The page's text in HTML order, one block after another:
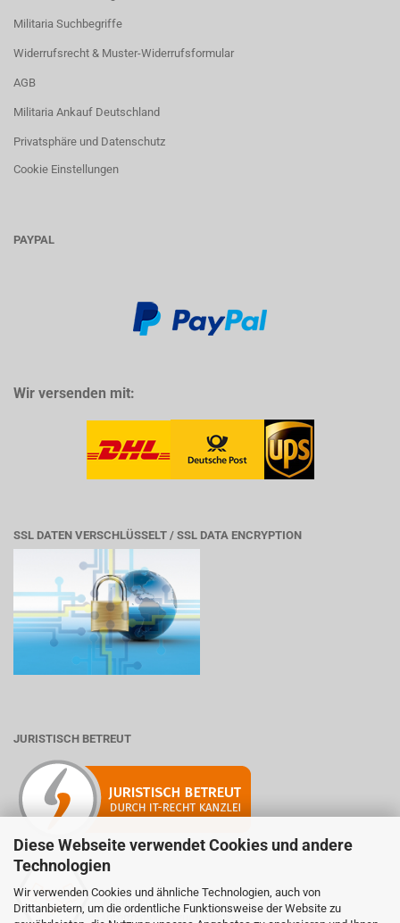
Diese Webseite verwendet Cookies und andere
Technologien
Wir verwenden Cookies und ähnliche Technologien, auch von
Drittanbietern, um die ordentliche Funktionsweise der Website zu
Militaria Suchbegriffe
Widerrufsrecht & Muster-Widerrufsformular
AGB
Militaria Ankauf Deutschland
Privatsphäre und Datenschutz
Cookie Einstellungen
PAYPAL
Wir versenden mit:
SSL DATEN VERSCHLÜSSELT / SSL DATA ENCRYPTION
JURISTISCH BETREUT
Mitglied der Initiative "Fairness im Handel".
Informationen zur Initiative: